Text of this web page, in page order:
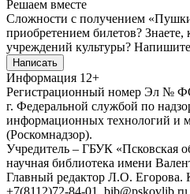
Решаем вместе
Сложности с получением
приобретением билетов? Знаете,
учреждений культуры?
Написать
Информация 12+
Регистрационный номер Эл №
г. Федеральной службой по
информационных технологий и
(Роскомнадзор).
Учредитель – ГБУК «Псковская
научная библиотека имени
Главный редактор Л.О. Егорова.
+7(8112)72-84-01, bib@pskovlib.ru